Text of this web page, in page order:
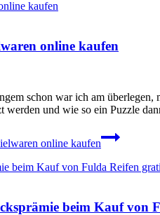
online kaufen
war ich am überlegen,
werden und wie so ein Puzzle
online kaufen
beim Kauf von